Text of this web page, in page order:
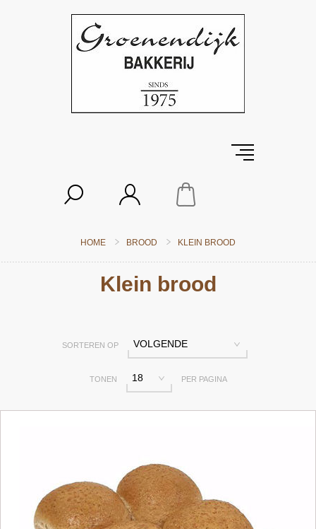
HOME BROOD KLEIN BROOD
Klein brood
SORTEREN OP VOLGENDE
TONEN 18 PER PAGINA